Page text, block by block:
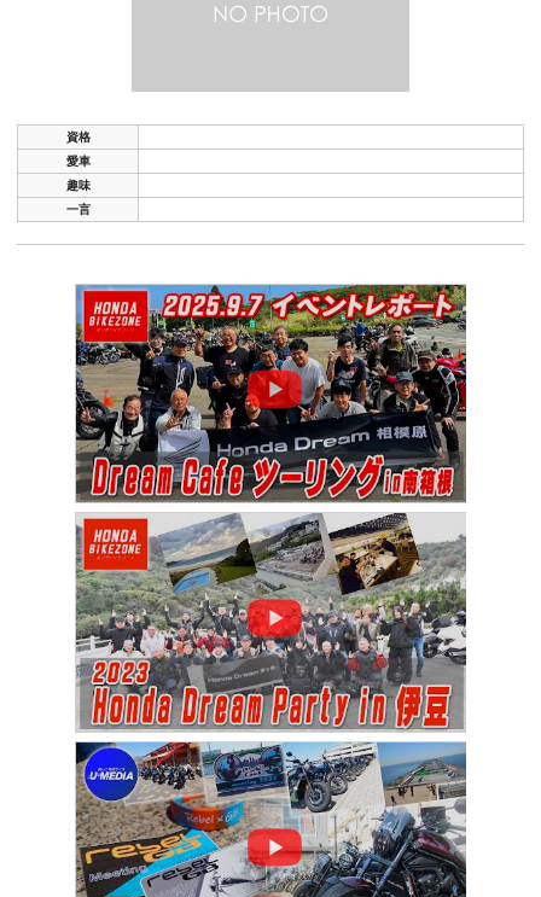
資格
愛車
趣味
一言